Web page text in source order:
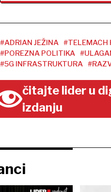
#ADRIAN JEŽINA #TELEMACH
#POREZNA POLITIKA
#5G INFRASTRUKTURA
čitajte lider u
izdanju